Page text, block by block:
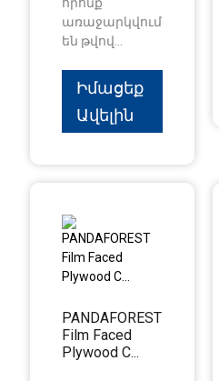
առաջարկվում
են թվով...
Իմացեք
Ավելին
PANDAFOREST
Film Faced
Plywood C...